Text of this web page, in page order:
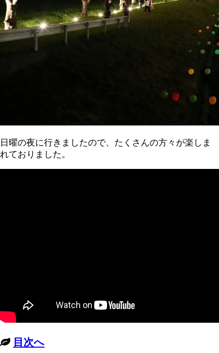
日曜の夜に行きましたので、たくさんの方々が楽しま
れておりました。
目次へ